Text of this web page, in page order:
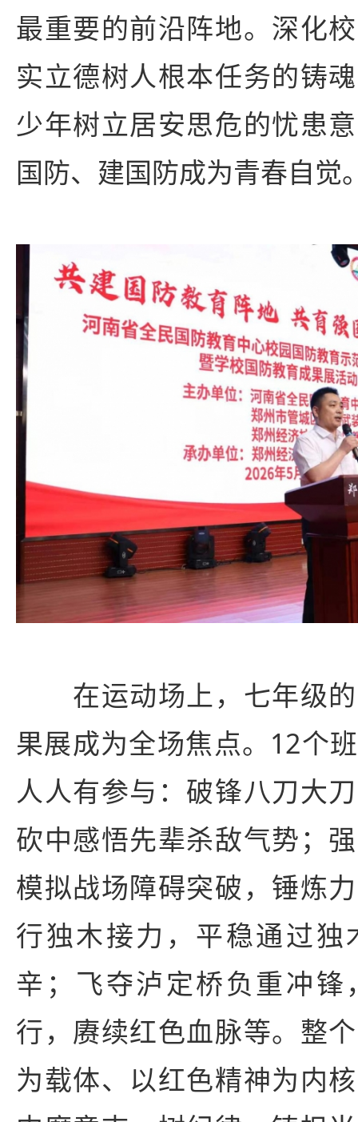
最重要的前沿阵地。深化
实立德树人根本任务的铸
少年树立居安思危的忧患
国防、建国防成为青春自觉
在运动场上，七年级的
果展成为全场焦点。12个
人人有参与：破锋八刀大
砍中感悟先辈杀敌气势；
模拟战场障碍突破，锤炼
行独木接力，平稳通过独
辛；飞夺泸定桥负重冲锋
行，赓续红色血脉等。整
为载体、以红色精神为内